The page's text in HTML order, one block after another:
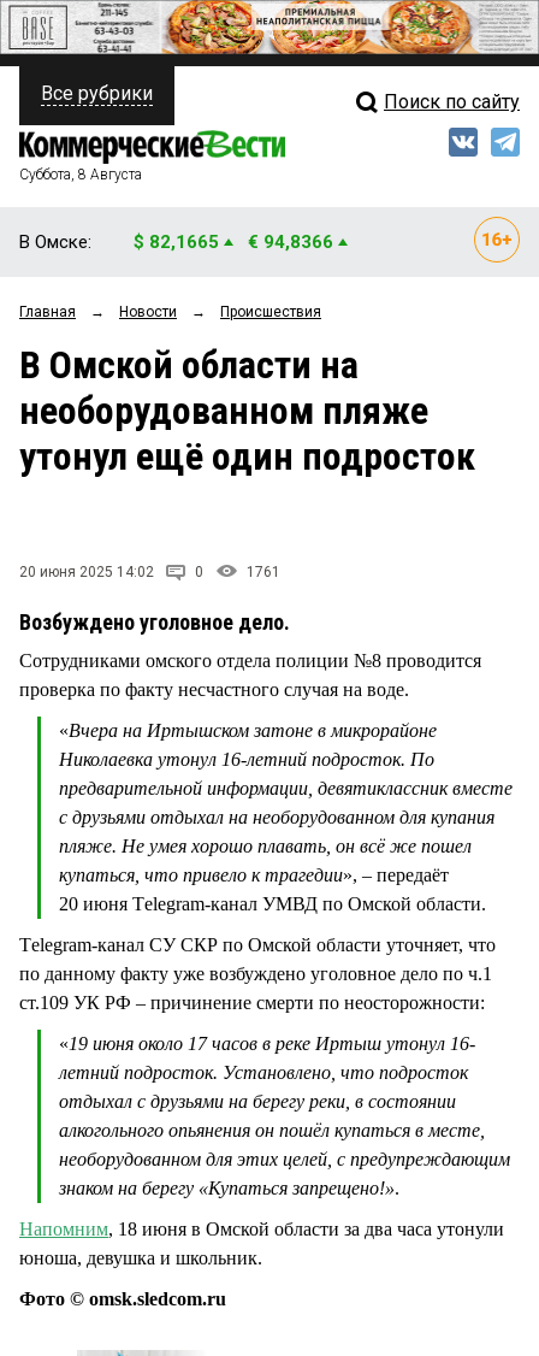
ПОЛИТИКА
ФИНАНСЫ
ОБЩЕСТВО
ЗАКОН
НОВОСТИ КОМПАНИЙ
Свежий выпуск
Мнения
Рейтинги
Блоги
Архив
Все рубрики Поиск по сайту
Суббота, 8 Августа
В Омске: $ 82,1665 € 94,8366
Главная → Новости → Происшествия
В Омской области на
необорудованном пляже
утонул ещё один подросток
20 июня 2025 14:02 0 1761
Возбуждено уголовное дело.
Сотрудниками омского отдела полиции №8 проводится
проверка по факту несчастного случая на воде.
«Вчера на Иртышском затоне в микрорайоне
Николаевка утонул 16-летний подросток. По
предварительной информации, девятиклассник вместе
с друзьями отдыхал на необорудованном для купания
пляже. Не умея хорошо плавать, он всё же пошел
купаться, что привело к трагедии», – передаёт
20 июня Тelegram-канал УМВД по Омской области.
Тelegram-канал СУ СКР по Омской области уточняет, что
по данному факту уже возбуждено уголовное дело по ч.1
ст.109 УК РФ – причинение смерти по неосторожности:
«19 июня около 17 часов в реке Иртыш утонул 16-
летний подросток. Установлено, что подросток
отдыхал с друзьями на берегу реки, в состоянии
алкогольного опьянения он пошёл купаться в месте,
необорудованном для этих целей, с предупреждающим
знаком на берегу «Купаться запрещено!».
Напомним, 18 июня в Омской области за два часа утонули
юноша, девушка и школьник.
Фото © omsk.sledcom.ru